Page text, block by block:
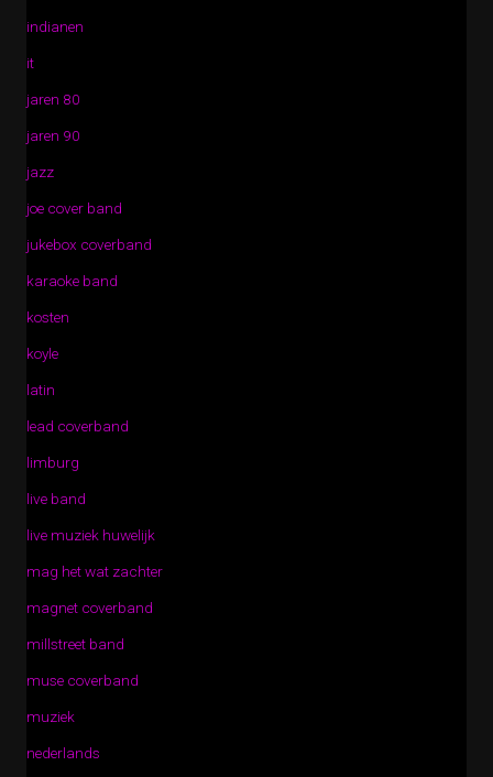
indianen
it
jaren 80
jaren 90
jazz
joe cover band
jukebox coverband
karaoke band
kosten
koyle
latin
lead coverband
limburg
live band
live muziek huwelijk
mag het wat zachter
magnet coverband
millstreet band
muse coverband
muziek
nederlands